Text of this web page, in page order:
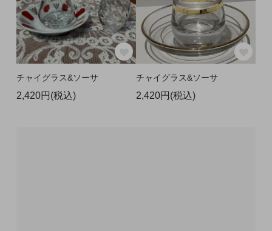
チャイグラス&ソーサ
2,420円(税込)
チャイグラス&ソーサ
2,420円(税込)